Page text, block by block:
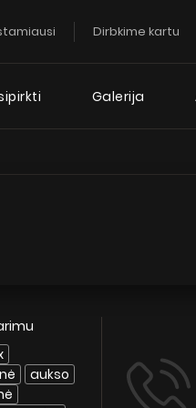
Dirbkime kartu
Servisas
Galerija
aukso